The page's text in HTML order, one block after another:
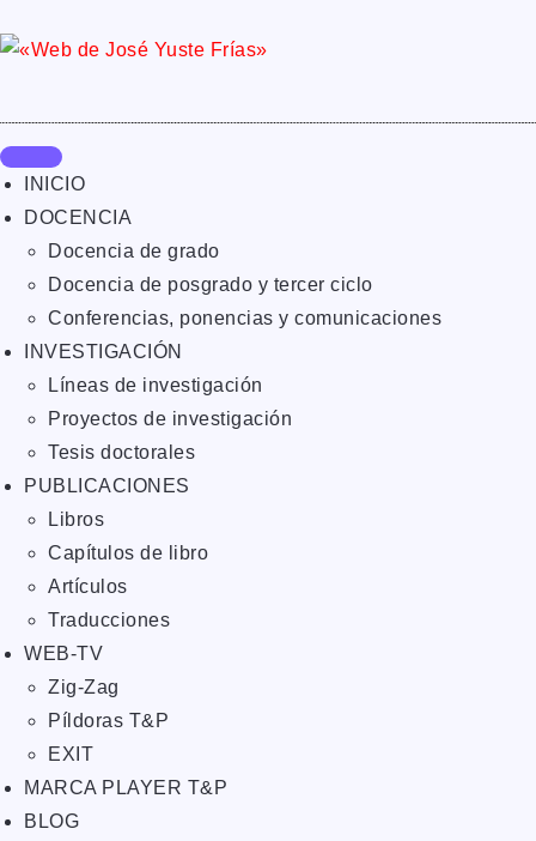
INICIO
DOCENCIA
Docencia de grado
Docencia de posgrado y tercer ciclo
Conferencias, ponencias y comunicaciones
INVESTIGACIÓN
Líneas de investigación
Proyectos de investigación
Tesis doctorales
PUBLICACIONES
Libros
Capítulos de libro
Artículos
Traducciones
WEB-TV
Zig-Zag
Píldoras T&P
EXIT
MARCA PLAYER T&P
BLOG